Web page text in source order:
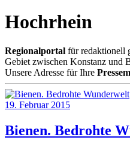
Hochrhein
Regionalportal für redaktionell
Gebiet zwischen Konstanz und
Unsere Adresse für Ihre
19. Februar 2015
Bienen. Bedrohte